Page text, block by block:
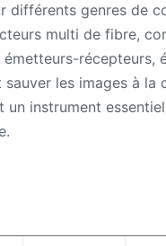
différents genres de
multi de fibre,
récepteurs,
les images à la
instrument